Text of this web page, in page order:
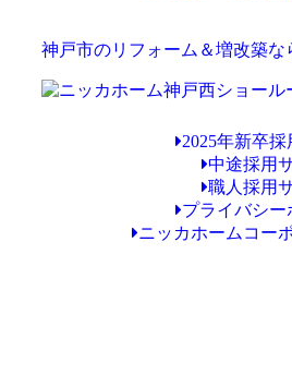
神戸市のリフォーム＆増改築な
2025年新卒採
中途採用
職人採用
プライバシー
ニッカホームコー